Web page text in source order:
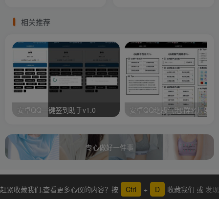
相关推荐
安卓QQ一键签到助手v1.0 安卓QQ绝版气泡/群名片助手
专心做好一件事
赶紧收藏我们,查看更多心仪的内容？按 Ctrl + D 收藏我们 或 发现